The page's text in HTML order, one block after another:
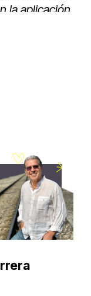
la aplicación